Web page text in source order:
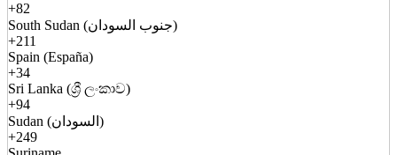
+82
South Sudan (جنوب السودان)
+211
Spain (España)
+34
Sri Lanka (ශ්‍රී ලංකාව)
+94
Sudan (السودان)
+249